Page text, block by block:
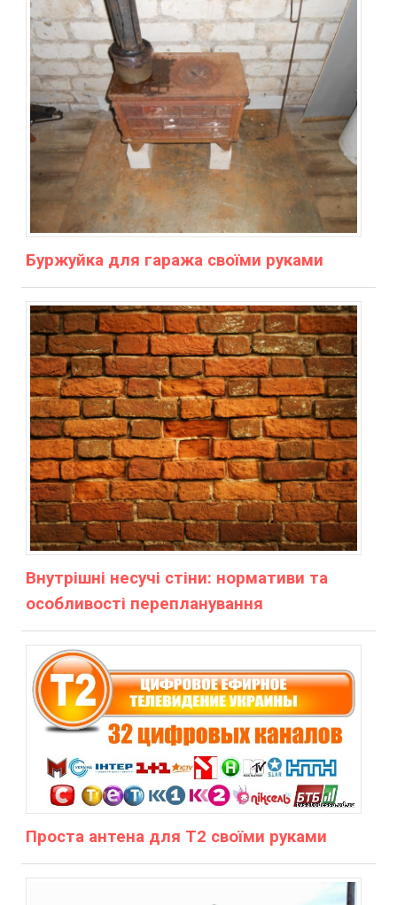
Буржуйка для гаража своїми руками
Внутрішні несучі стіни: нормативи та
особливості перепланування
Проста антена для Т2 своїми руками